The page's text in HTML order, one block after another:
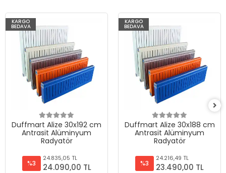
KARGO
BEDAVA
Duffmart Alize 30x192 cm
Antrasit Alüminyum
Radyatör
%3
24.835,05 TL
24.090,00 TL
KARGO
BEDAVA
Duffmart Alize 30x188 cm
Antrasit Alüminyum
Radyatör
%3
24.216,49 TL
23.490,00 TL